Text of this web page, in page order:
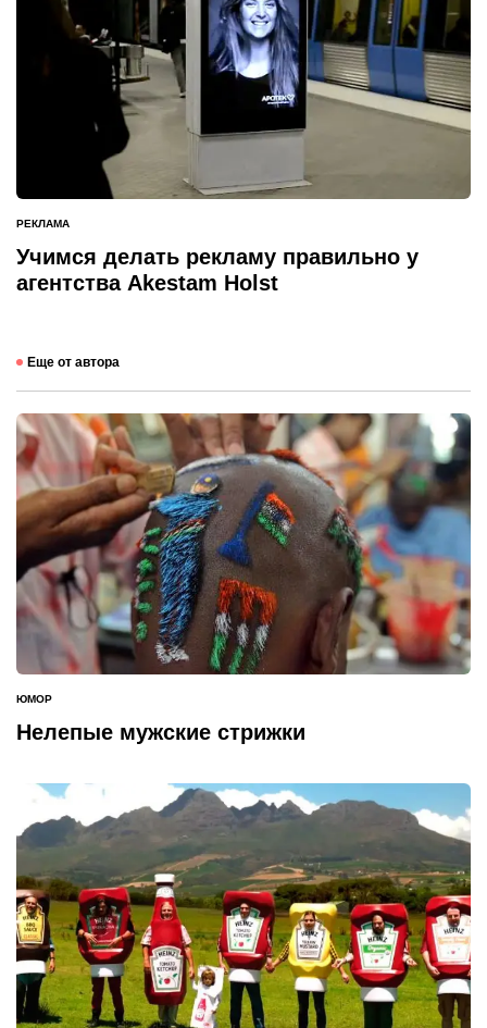
ОПУБЛИКОВАНО
В
РЕКЛАМА
Учимся делать рекламу правильно у
агентства Akestam Holst
Еще от автора
ОПУБЛИКОВАНО
В
ЮМОР
Нелепые мужские стрижки